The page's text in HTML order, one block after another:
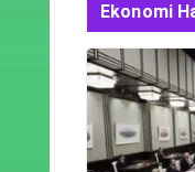
Ekonomi